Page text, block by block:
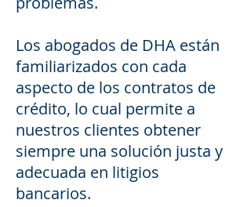
Los abogados de DHA están
familiarizados con cada
aspecto de los contratos de
crédito, lo cual permite a
nuestros clientes obtener
siempre una solución justa y
adecuada en litigios
bancarios.